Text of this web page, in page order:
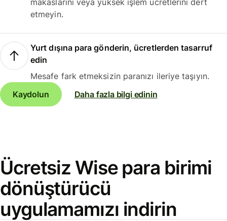
makaslarını veya yüksek işlem ücretlerini dert
etmeyin.
Yurt dışına para gönderin, ücretlerden tasarruf
edin
Mesafe fark etmeksizin paranızı ileriye taşıyın.
Kaydolun
Daha fazla bilgi edinin
Ücretsiz Wise para birimi
dönüştürücü
uygulamamızı indirin